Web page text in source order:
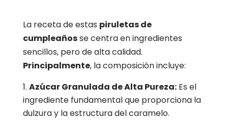
La receta de estas piruletas de
cumpleañosse centra en ingredientes
sencillos, pero de alta calidad.
Principalmente, la composición incluye:
Azúcar Granulada de Alta Pureza:Es el
ingrediente fundamental que proporciona la
dulzura y la estructura del caramelo.